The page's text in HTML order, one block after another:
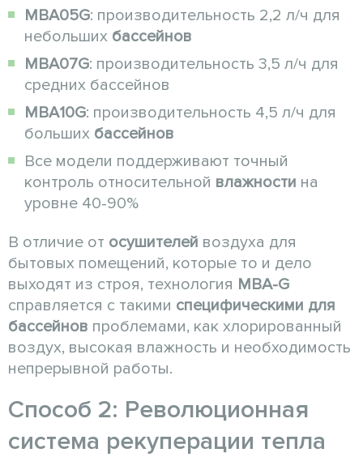
MBA05G: производительность 2,2 л/ч для
небольших бассейнов
MBA07G: производительность 3,5 л/ч для
средних бассейнов
MBA10G: производительность 4,5 л/ч для
больших бассейнов
Все модели поддерживают точный
контроль относительной влажности на
уровне 40-90%
В отличие от осушителей воздуха для
бытовых помещений, которые то и дело
выходят из строя, технология MBA-G
справляется с такими специфическими для
бассейнов проблемами, как хлорированный
воздух, высокая влажность и необходимость
непрерывной работы.
Способ 2: Революционная
система рекуперации тепла